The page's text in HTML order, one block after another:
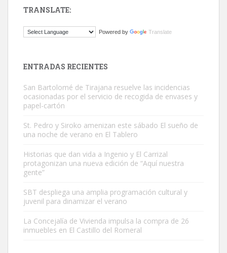
Este gato macho ha aparecido en la calle hace menos de un mes,
Busco adopción responsable para mi perra. Pastor alemán,
hembra, 4 años. Por motivos personales ...
Leales.org » Gran Canaria
TRANSLATE:
Powered by Translate
ENTRADAS RECIENTES
San Bartolomé de Tirajana resuelve las incidencias
ocasionadas por el servicio de recogida de envases y
papel-cartón
St. Pedro y Siroko amenizan este sábado El sueño de
una noche de verano en El Tablero
Historias que dan vida a Ingenio y El Carrizal
protagonizan una nueva edición de “Aquí nuestra
gente”
SBT despliega una amplia programación cultural y
juvenil para dinamizar el verano
La Concejalía de Vivienda impulsa la compra de 26
inmuebles en El Castillo del Romeral